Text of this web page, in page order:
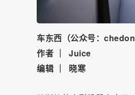
车东西（公众号：
作者 ｜
Juice
编辑 ｜
晓寒